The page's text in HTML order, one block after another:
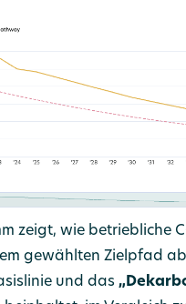
zeigt, wie betriebliche
gewählten Zielpfad
und das